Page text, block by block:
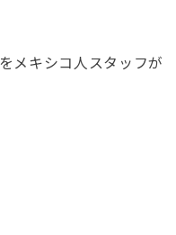
をメキシコ人スタッフが